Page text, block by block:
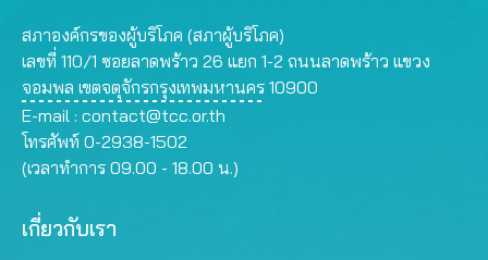
สภาองค์กรของผู้บริโภค (สภาผู้บริโภค)
เลขที่ 110/1 ซอยลาดพร้าว 26 แยก 1-2 ถนนลาดพร้าว แขวง
จอมพล เขตจตุจักรกรุงเทพมหานคร 10900
E-mail : contact@tcc.or.th
โทรศัพท์ 0-2938-1502
(เวลาทำการ 09.00 - 18.00 น.)
เกี่ยวกับเรา